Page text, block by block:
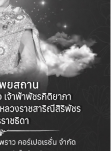
รงไฟฟ้า ชุมชน และสิ่ง
ฯ จัดแสดงนิทรรศการ
คลุมความรู้เกี่ยวกับ
วนการผลิตไฟฟ้า การ
ยู่ร่วมกันของโรงไฟฟ้า
ดการเรียนรู้อย่างมีส่วน
อที่น่าสนใจและทันสมัย
ย 15,000 คนต่อปี
ตสาหกรรมท่องเที่ยว